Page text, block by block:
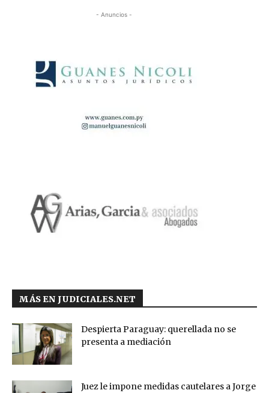
- Anuncios -
MÁS EN JUDICIALES.NET
Despierta Paraguay: querellada no se
presenta a mediación
Juez le impone medidas cautelares a Jorge